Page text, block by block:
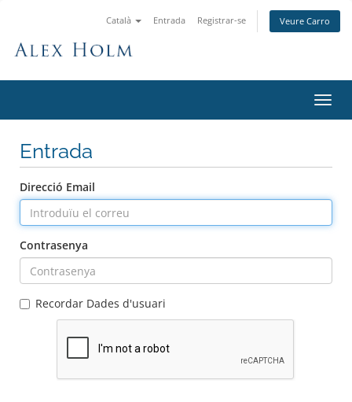
Català Entrada Registrar-se Veure Carro
la
Entrada
Direcció Email
Contrasenya
Recordar Dades d'usuari